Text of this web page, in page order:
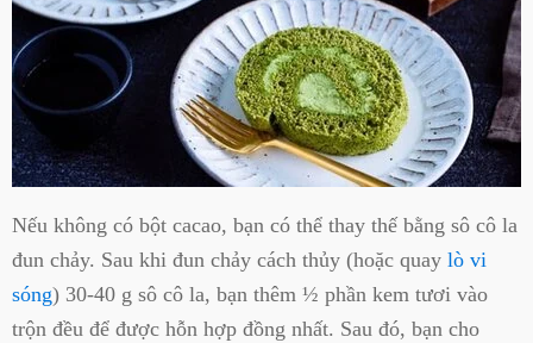
Nếu không có bột cacao, bạn có thể thay thế bằng sô cô la
đun chảy. Sau khi đun chảy cách thủy (hoặc quay lò vi
sóng) 30-40 g sô cô la, bạn thêm ½ phần kem tươi vào
trộn đều để được hỗn hợp đồng nhất. Sau đó, bạn cho